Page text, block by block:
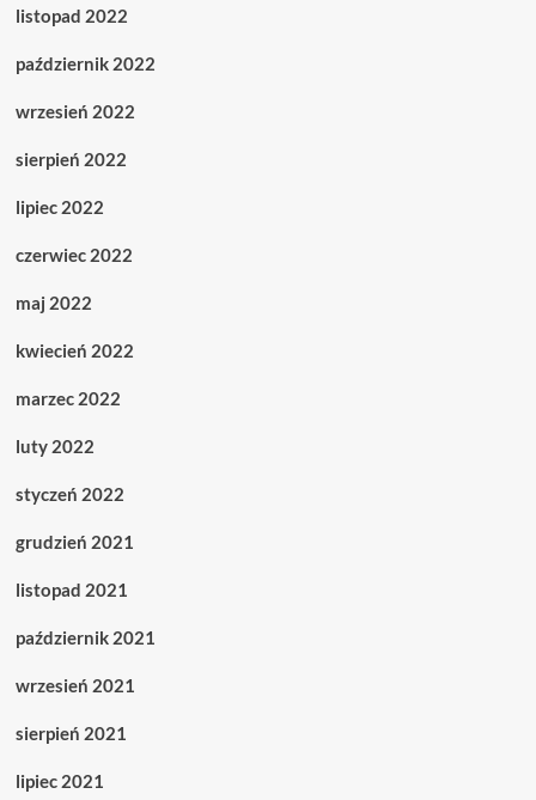
listopad 2022
październik 2022
wrzesień 2022
sierpień 2022
lipiec 2022
czerwiec 2022
maj 2022
kwiecień 2022
marzec 2022
luty 2022
styczeń 2022
grudzień 2021
listopad 2021
październik 2021
wrzesień 2021
sierpień 2021
lipiec 2021